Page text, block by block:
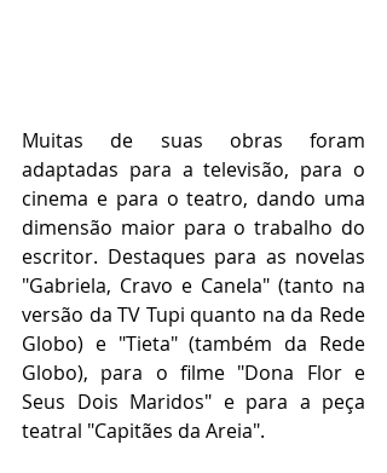
Muitas de suas obras foram
adaptadas para a televisão, para o
cinema e para o teatro, dando uma
dimensão maior para o trabalho do
escritor. Destaques para as novelas
"Gabriela, Cravo e Canela" (tanto na
versão da TV Tupi quanto na da Rede
Globo) e "Tieta" (também da Rede
Globo), para o filme "Dona Flor e
Seus Dois Maridos" e para a peça
teatral "Capitães da Areia".